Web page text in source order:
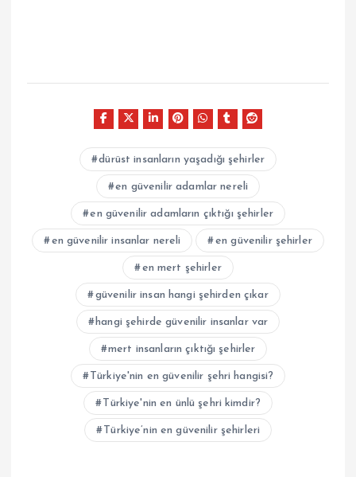
dürüst insanların yaşadığı şehirler
en güvenilir adamlar nereli
en güvenilir adamların çıktığı şehirler
en güvenilir insanlar nereli en güvenilir şehirler
en mert şehirler
güvenilir insan hangi şehirden çıkar
hangi şehirde güvenilir insanlar var
mert insanların çıktığı şehirler
Türkiye'nin en güvenilir şehri hangisi?
Türkiye'nin en ünlü şehri kimdir?
Türkiye’nin en güvenilir şehirleri